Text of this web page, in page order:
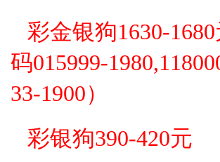
彩金银狗1630-
码015999-
33-1900）
彩银狗390-420元